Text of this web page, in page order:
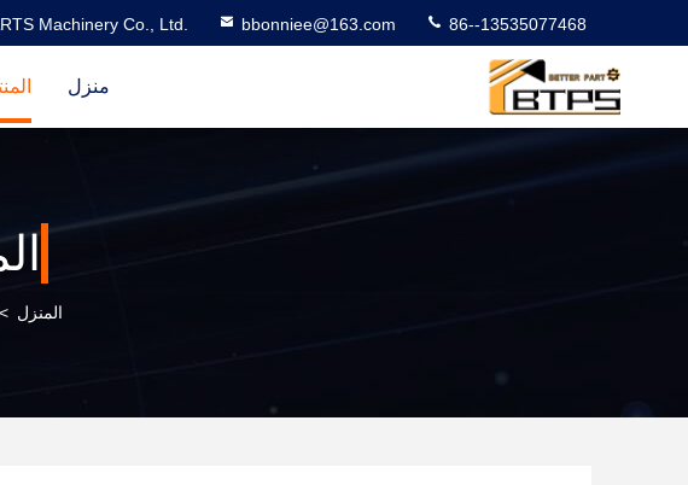
Machinery Co., Ltd. bbonniee@163.com 86--13535077468
منزل
المنزل >